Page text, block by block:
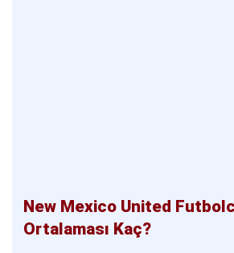
New Mexico United
Ortalaması Kaç?